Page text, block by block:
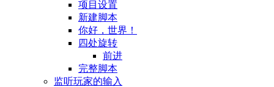
项目设置
新建脚本
你好，世界！
四处旋转
前进
完整脚本
监听玩家的输入